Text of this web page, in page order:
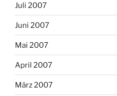
Juli 2007
Juni 2007
Mai 2007
April 2007
März 2007